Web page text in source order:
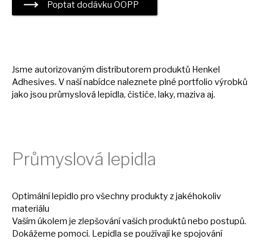
Poptat dodávku OOPP
Jsme autorizovaným distributorem produktů Henkel
Adhesives. V naší nabídce naleznete plné portfolio výrobků
jako jsou průmyslová lepidla, čističe, laky, maziva aj.
Průmyslová lepidla
Optimální lepidlo pro všechny produktyzjakéhokoliv
materiálu
Vaším úkolem je zlepšování vašich produktů nebo postupů.
Dokážeme pomoci. Lepidla se používajíke spojování